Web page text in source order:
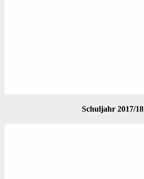
Schuljahr 2017/18